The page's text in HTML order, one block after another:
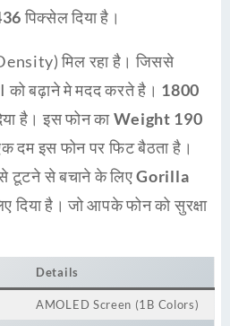
पिक्सेल दिया है।
मिल रहा है। जिससे
बढ़ाने मे मदद करते है। 1800
है। इस फोन काWeight 190
दम इस फोन पर फिट बैठता है।
टूटने से बचाने के लिएGorilla
दिया है। जो आपके फोन कोसुरक्षा
Details
AMOLED Screen (1B Colors)